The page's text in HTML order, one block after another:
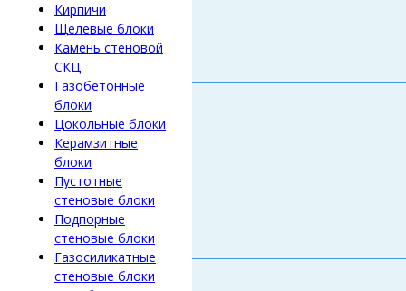
Кирпичи
Щелевые блоки
Камень стеновой
СКЦ
Газобетонные
блоки
Цокольные блоки
Керамзитные
блоки
Пустотные
стеновые блоки
Подпорные
стеновые блоки
Газосиликатные
стеновые блоки